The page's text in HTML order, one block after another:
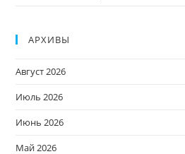
АРХИВЫ
Август 2026
Июль 2026
Июнь 2026
Май 2026